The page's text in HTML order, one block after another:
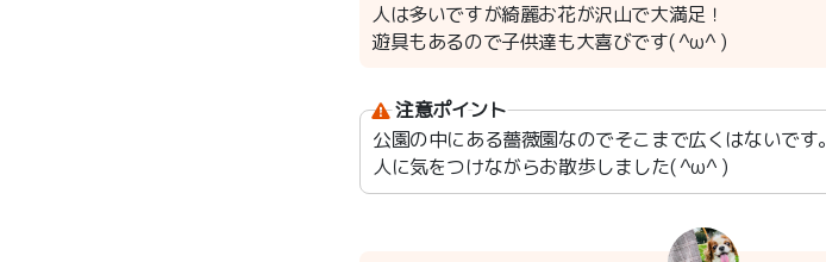
人は多いですが綺麗お花が沢山で大満足！
遊具もあるので子供達も大喜びです( ^ω^ )
注意ポイント
公園の中にある薔薇園なのでそこまで広くはないです。
人に気をつけながらお散歩しました( ^ω^ )